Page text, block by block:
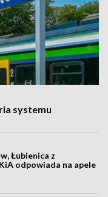
systemu
Łubienica z
odpowiada na apele